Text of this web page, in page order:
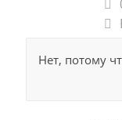
Нет, потому